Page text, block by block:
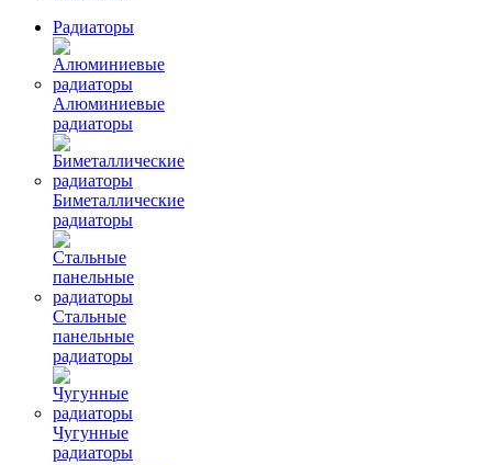
Радиаторы
Алюминиевые
радиаторы
Биметаллические
радиаторы
Стальные
панельные
радиаторы
Чугунные
радиаторы